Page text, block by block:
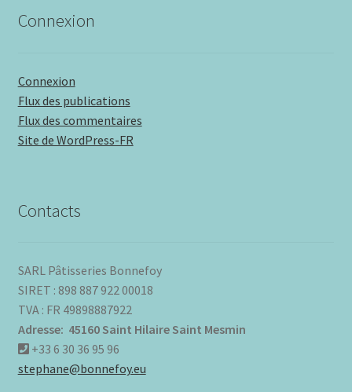
Connexion
Connexion
Flux des publications
Flux des commentaires
Site de WordPress-FR
Contacts
SARL Pâtisseries Bonnefoy
SIRET : 898 887 922 00018
TVA : FR 49898887922
Adresse: 45160 Saint Hilaire Saint Mesmin
+33 6 30 36 95 96
stephane@bonnefoy.eu